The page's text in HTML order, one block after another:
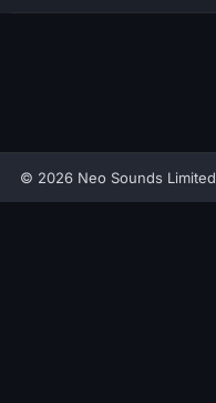
© 2026 Neo Sounds Limited